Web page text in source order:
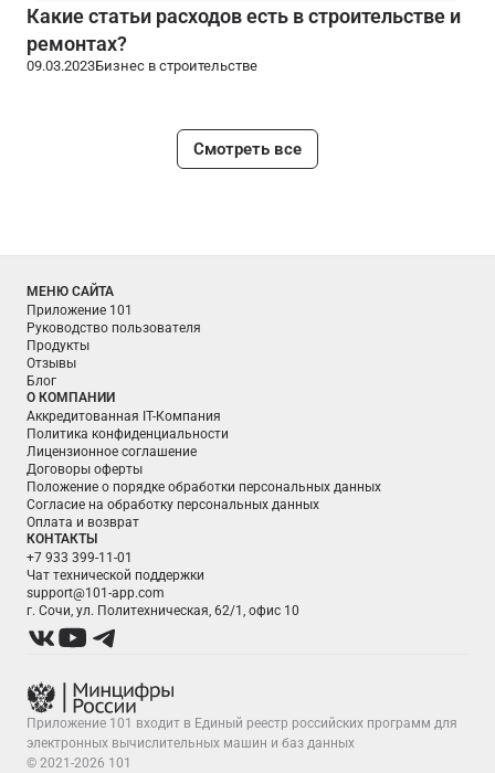
Какие статьи расходов есть в строительстве и
ремонтах?
09.03.2023Бизнес в строительстве
Смотреть все
МЕНЮ САЙТА
Приложение 101
Руководство пользователя
Продукты
Отзывы
Блог
О КОМПАНИИ
Аккредитованная IT-Компания
Политика конфиденциальности
Лицензионное соглашение
Договоры оферты
Положение о порядке обработки персональных данных
Согласие на обработку персональных данных
Оплата и возврат
КОНТАКТЫ
+7 933 399-11-01
Чат технической поддержки
support@101-app.com
г. Сочи, ул. Политехническая, 62/1, офис 10
Приложение 101 входит в Единый реестр российских программ для
электронных вычислительных машин и баз данных
© 2021-2026 101